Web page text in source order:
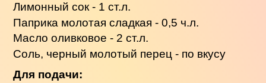
Лимонный сок - 1 ст.л.
Паприка молотая сладкая - 0,5 ч.л.
Масло оливковое - 2 ст.л.
Соль, черный молотый перец - по вкусу
Для подачи: